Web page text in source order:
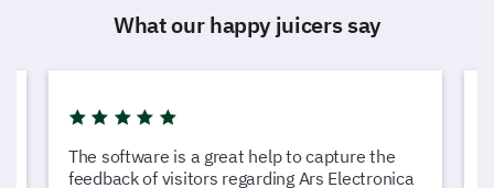
What our happy juicers say
The software is a great help to capture the
feedback of visitors regarding Ars Electronica